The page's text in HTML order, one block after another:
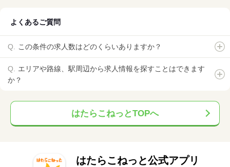
よくあるご質問
この条件の求人数はどのくらいありますか？
エリアや路線、駅周辺から求人情報を探すことはできます
か？
はたらこねっとTOPへ
はたらこねっと公式アプリ